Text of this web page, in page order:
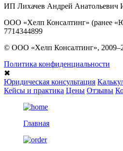
ИП Лихачев Андрей Анатольевич
ООО «Хелп Консалтинг» (ранее
7714344899
© ООО «Хелп Консалтинг»,
Политика конфиденциальности
✖
Юридическая консультация
Кейсы и практика Цены Отзывы
Главная